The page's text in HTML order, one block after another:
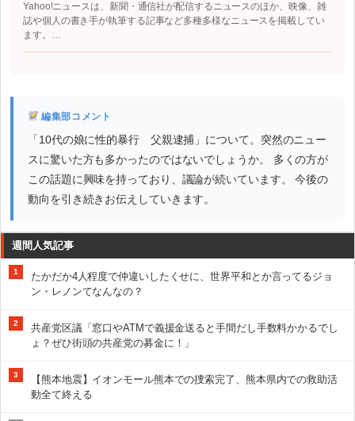
Yahoo!ニュースは、新聞・通信社が配信するニュースのほか、映像、雑
誌や個人の書き手が執筆する記事など多種多様なニュースを掲載してい
ます。…
編集部コメント
「10代の娘に性的暴行 父親逮捕」について。突然のニュー
スに驚いた方も多かったのではないでしょうか。 多くの方が
この話題に興味を持っており、議論が続いています。 今後の
動向を引き続きお伝えしていきます。
週間人気記事
1
たかだか4人程度で仲違いしたくせに、世界平和とか言ってるジョ
ン・レノンてなんなの？
2
共産党区議「窓口やATMで義援金送ると手間だし手数料かかるでし
ょ？ぜひ街頭の共産党の募金に！」
3
【熊本地震】イオンモール熊本での捜索完了、熊本県内での救助活
動全て終える